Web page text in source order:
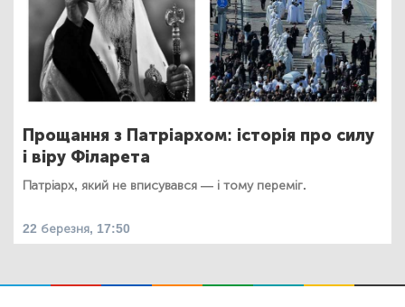
Прощання з Патріархом: історія про силу
і віру Філарета
Патріарх, який не вписувався — і тому переміг.
22 березня, 17:50